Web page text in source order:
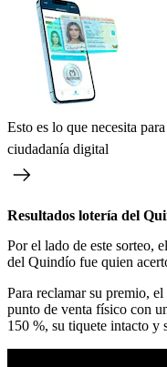
Esto es lo que necesita
ciudadanía digital
Resultados lotería del
Por el lado de este sorteo,
del Quindío fue quien
Para reclamar su premio,
punto de venta físico con
150 %, su tiquete intacto y